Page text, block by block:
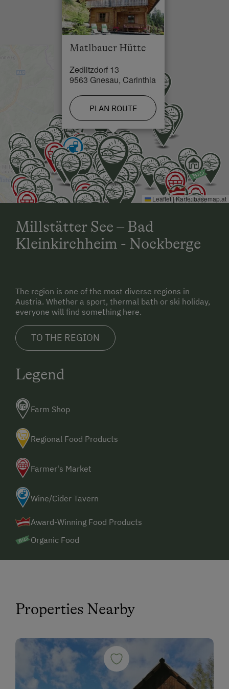
Lake / Pond in 50 km
Matlbauer Hütte
Zedlitzdorf 13
9563 Gnesau, Carinthia
PLAN ROUTE
Leaflet | Karte:basemap.at
Millstätter See – Bad
Kleinkirchheim - Nockberge
The region is one of the most diverse regions in
Austria. Whether a sport, thermal bath or ski holiday,
everyone will find something here.
TO THE REGION
Legend
Farm Shop
Regional Food Products
Farmer's Market
Wine/Cider Tavern
Award-Winning Food Products
Organic Food
Properties Nearby